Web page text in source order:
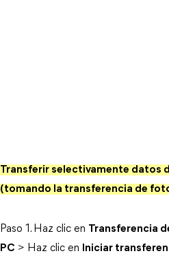
Transferir selectivamente datos
(tomando la transferencia de
Paso 1. Haz clic en Transferencia
PC > Haz clic en Iniciar